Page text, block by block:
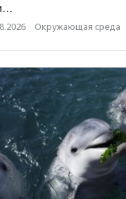
· Окружающая среда